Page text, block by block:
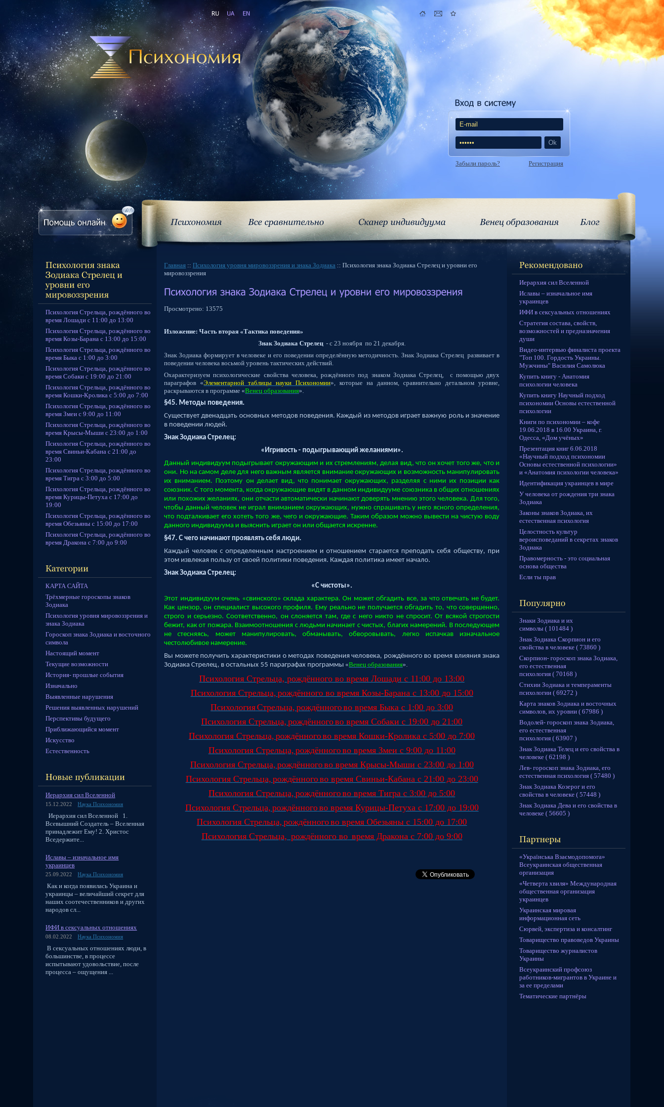
Забыли пароль? Регистрация
Психология Стрельца, рождённого во
время Лошади с 11:00 до 13:00
Психология Стрельца, рождённого во
время Козы-Барана с 13:00 до 15:00
Психология Стрельца, рождённого во
время Быка с 1:00 до 3:00
Психология Стрельца, рождённого во
время Собаки с 19:00 до 21:00
Психология Стрельца, рождённого во
время Кошки-Кролика с 5:00 до 7:00
Психология Стрельца, рождённого во
время Змеи с 9:00 до 11:00
Психология Стрельца, рождённого во
время Крысы-Мыши с 23:00 до 1:00
Психология Стрельца, рождённого во
время Свиньи-Кабана с 21:00 до
23:00
Психология Стрельца, рождённого во
время Тигра с 3:00 до 5:00
Психология Стрельца, рождённого во
время Курицы-Петуха с 17:00 до
19:00
Психология Стрельца, рождённого во
время Обезьяны с 15:00 до 17:00
Психология Стрельца, рождённого во
время Дракона с 7:00 до 9:00
КАРТА САЙТА
Трёхмерные гороскопы знаков
Зодиака
Психология уровня мировоззрения и
знака Зодиака
Гороскоп знака Зодиака и восточного
символа
Настоящий момент
Текущие возможности
История- прошлые события
Изначально
Выявленные нарушения
Решения выявленных нарушений
Перспективы будущего
Приближающийся момент
Искусство
Естественность
Иерархия сил Вселенной
15.12.2022 Наука Психономия
Иерархия сил Вселенной 1.
Всевышний Создатель – Вселенная
принадлежит Ему! 2. Христос
Вседержите...
Иславы – изначальное имя
украинцев
25.09.2022 Наука Психономия
Как и когда появилась Украина и
украинцы – величайший секрет для
наших соотечественников и других
народов сл...
ИФИ в сексуальных отношениях
08.02.2022 Наука Психономия
В сексуальных отношениях люди, в
большинстве, в процессе
испытывают удовольствие, после
процесса – ощущения ...
Главная ::Психология уровня мировоззрения и знака Зодиака :: Психология знака Зодиака Стрелец и уровни его
мировоззрения
Просмотрено: 13575
Изложение: Часть вторая «Тактика поведения»
Знак Зодиака Стрелец - с 23 ноября по 21 декабря.
Знак Зодиака формирует в человеке и его поведении определённую методичность. Знак Зодиака Стрелец развивает в
поведении человека восьмой уровень тактических действий.
Охарактеризуем психологические свойства человека, рождённого под знаком Зодиака Стрелец,
с помощью двух
параграфов «Элементарной таблицы науки Психономии», которые на данном, сравнительно детальном уровне,
раскрываются в программе «Венец образования».
§45. Методы поведения.
Существует двенадцать основных методов поведения. Каждый из методов играет важную роль и значение
в поведении людей.
Знак Зодиака Стрелец:
«Игривость - подыгрывающий желаниями».
Данный индивидуум подыгрывает окружающим и их стремлениям, делая вид, что он хочет того же, что и
они. Но на самом деле для него важным является внимание окружающих и возможность манипулировать
их вниманием. Поэтому он делает вид, что понимает окружающих, разделяя с ними их позиции как
союзник. С того момента, когда окружающие видят в данном индивидууме союзника в общих отношениях
или похожих желаниях, они отчасти автоматически начинают доверять мнению этого человека. Для того,
чтобы данный человек не играл вниманием окружающих, нужно спрашивать у него ясного определения,
что подталкивает его хотеть того же, чего и окружающие. Таким образом можно вывести на чистую воду
данного индивидуума и выяснить играет он или общается искренне.
§47. С чего начинают проявлять себя люди.
Каждый человек с определенным настроением и отношением старается преподать себя обществу, при
этом извлекая пользу от своей политики поведения. Каждая политика имеет начало.
Знак Зодиака Стрелец:
«С чистоты».
Этот индивидуум очень «свинского» склада характера. Он может обгадить все, за что отвечать не будет.
Как цензор, он специалист высокого профиля. Ему реально не получается обгадить то, что совершенно,
строго и серьезно. Соответственно, он слоняется там, где с него никто не спросит. От всякой строгости
бежит, как от пожара. Взаимоотношения с людьми начинает с чистых, благих намерений. В последующем
не стесняясь, может манипулировать, обманывать, обворовывать, легко испачкав изначальное
честолюбивое намерение.
Вы можете получить характеристики о методах поведения человека, рождённого во время влияния знака
Зодиака Стрелец, в остальных 55 параграфах программы«Венец образования».
Психология Стрельца, рождённого во время Лошади с 11:00 до 13:00
Психология Стрельца, рождённого во время Козы-Барана с 13:00 до 15:00
ПсихологияСтрельца, рождённогово время Быка с 1:00 до 3:00
ПсихологияСтрельца, рождённогово время Собаки с 19:00 до 21:00
ПсихологияСтрельца, рождённогово время Кошки-Кролика с 5:00 до 7:00
Психология Стрельца, рождённогово время Змеи с 9:00 до 11:00
Психология Стрельца, рождённогово время Крысы-Мыши с 23:00 до 1:00
Психология Стрельца, рождённогово время Свиньи-Кабана с 21:00 до 23:00
ПсихологияСтрельца, рождённогово время Тигра с 3:00 до 5:00
Психология Стрельца, рождённогово время Курицы-Петуха с 17:00 до 19:00
ПсихологияСтрельца, рождённогово время Обезьяны с 15:00 до 17:00
Психология Стрельца, рождённого во время Дракона с 7:00 до 9:00
Иерархия сил Вселенной
Иславы – изначальное имя
украинцев
ИФИ в сексуальных отношениях
Стратегия состава, свойств,
возможностей и предназначения
души
Видео-интервью финалиста проекта
"Топ 100. Гордость Украины.
Мужчины" Василия Самолюка
Купить книгу - Анатомия
психологии человека
Купить книгу Научный подход
психономии Основы естественной
психологии
Книги по психономии – кофе
19.06.2018 в 16.00 Украина, г.
Одесса, «Дом учёных»
Презентация книг 6.06.2018
«Научный подход психономии
Основы естественной психологии»
и «Анатомия психологии человека»
Идентификация украинцев в мире
У человека от рождения три знака
Зодиака
Законы знаков Зодиака, их
естественная психология
Целостность культур
вероисповеданий в секретах знаков
Зодиака
Правомерность - это социальная
основа общества
Если ты прав
Знаки Зодиака и их
символы ( 101484 )
Знак Зодиака Скорпион и его
свойства в человеке ( 73860 )
Скорпион- гороскоп знака Зодиака,
его естественная
психология ( 70168 )
Стихии Зодиака и темпераменты
психологии ( 69272 )
Карта знаков Зодиака и восточных
символов, их уровни ( 67986 )
Водолей- гороскоп знака Зодиака,
его естественная
психология ( 63907 )
Знак Зодиака Телец и его свойства в
человеке ( 62198 )
Лев- гороскоп знака Зодиака, его
естественная психология ( 57480 )
Знак Зодиака Козерог и его
свойства в человеке ( 57448 )
Знак Зодиака Дева и его свойства в
человеке ( 56605 )
«Українська Взаємодопомога»
Всеукраинская общественная
организация
«Четверта хвиля» Международная
общественная организация
украинцев
Украинская мировая
информационная сеть
Сюрвей, экспертиза и консалтинг
Товарищество правоведов Украины
Товарищество журналистов
Украины
Всеукраинский профсоюз
работников-мигрантов в Украине и
за ее пределами
Тематические партнёры